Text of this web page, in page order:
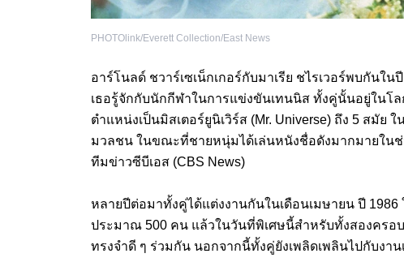
PHOTOlink/Everett Collection/East News
อาร์โนลด์ ชวาร์เซเน็กเกอร์กับมาเรีย ชไรเวอร์พบกันในปี
เธอรู้จักกับนักกีฬาในการแข่งขันเทนนิส ทั้งคู่นั้นอยู่ในโ
ตำแหน่งเป็นมิสเตอร์ยูนิเวิร์ส (Mr. Universe) ถึง 5 สมั
มวลชน ในขณะที่ชายหนุ่มได้เล่นหนังชื่อดังมากมายในช่
ทีมข่าวซีบีเอส (CBS News)
หลายปีต่อมาทั้งคู่ได้แต่งงานกันในเดือนเมษายน ปี
ประมาณ 500 คน แล้วในวันที่พิเศษนี้สำหรับทั้งสองครอบ
ทรงจำดี ๆ ร่วมกัน นอกจากนี้ทั้งคู่ยังเพลิดเพลินไปกับงา